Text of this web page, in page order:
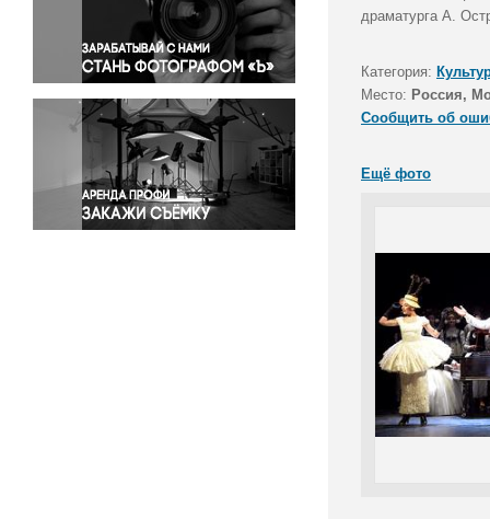
Правосудие
Происшествия и конфликты
Религия
Светская жизнь
Спорт
Экология
Экономика и бизнес
драматурга А.
Категория:
Место: Россия,
Сообщить об
Ещё фото